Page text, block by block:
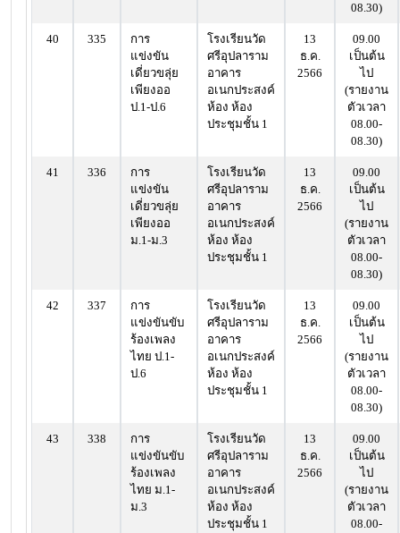
08.30)
40 335
การ
แข่งขัน
เดี่ยวขลุ่ย
เพียงออ
ป.1-ป.6
โรงเรียนวัด
ศรีอุปลาราม
อาคาร
อเนกประสงค์
ห้อง ห้อง
ประชุมชั้น 1
13
ธ.ค.
2566
09.00
เป็นต้น
ไป
(รายงาน
ตัวเวลา
08.00-
08.30)
41 336
การ
แข่งขัน
เดี่ยวขลุ่ย
เพียงออ
ม.1-ม.3
โรงเรียนวัด
ศรีอุปลาราม
อาคาร
อเนกประสงค์
ห้อง ห้อง
ประชุมชั้น 1
13
ธ.ค.
2566
09.00
เป็นต้น
ไป
(รายงาน
ตัวเวลา
08.00-
08.30)
42 337
การ
แข่งขันขับ
ร้องเพลง
ไทย ป.1-
ป.6
โรงเรียนวัด
ศรีอุปลาราม
อาคาร
อเนกประสงค์
ห้อง ห้อง
ประชุมชั้น 1
13
ธ.ค.
2566
09.00
เป็นต้น
ไป
(รายงาน
ตัวเวลา
08.00-
08.30)
43 338
การ
แข่งขันขับ
ร้องเพลง
ไทย ม.1-
ม.3
โรงเรียนวัด
ศรีอุปลาราม
อาคาร
อเนกประสงค์
ห้อง ห้อง
ประชุมชั้น 1
13
ธ.ค.
2566
09.00
เป็นต้น
ไป
(รายงาน
ตัวเวลา
08.00-